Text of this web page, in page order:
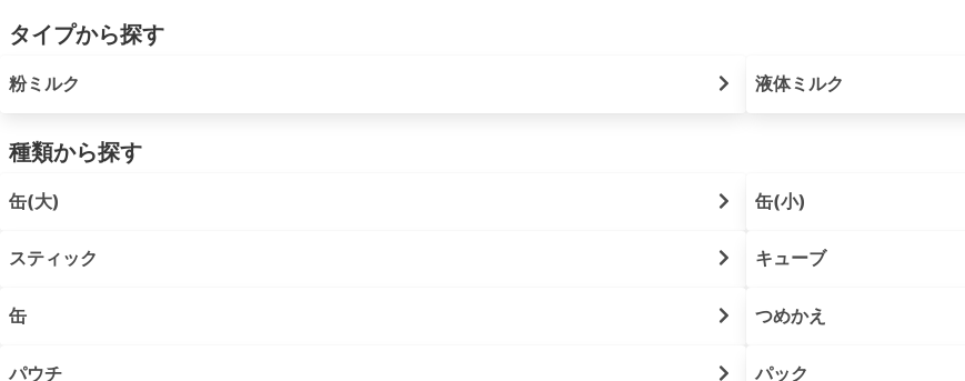
タイプから探す
粉ミルク 液体ミルク
種類から探す
缶(大) 缶(小)
スティック キューブ
缶 つめかえ
パウチ パック